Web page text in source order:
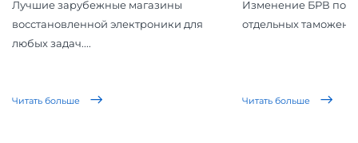
Лучшие зарубежные магазины
восстановленной электроники для
любых задач....
Читать больше
Изменение БРВ
отдельных
Читать больше